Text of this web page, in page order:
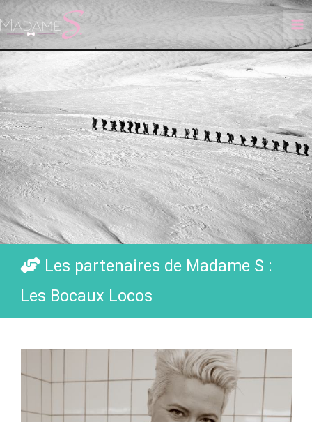
Aller
au
contenu
Les partenaires de Madame S :
Les Bocaux Locos